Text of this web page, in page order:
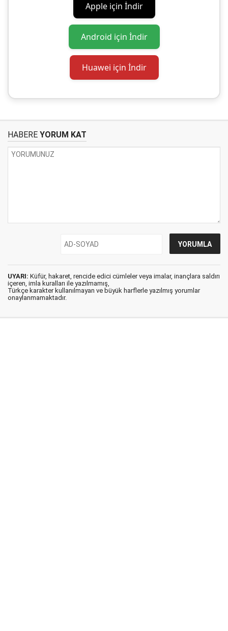
Apple için İndir
Android için İndir
Huawei için İndir
HABERE YORUM KAT
UYARI: Küfür, hakaret, rencide edici cümleler veya imalar, inançlara saldırı
içeren, imla kuralları ile yazılmamış,
Türkçe karakter kullanılmayan ve büyük harflerle yazılmış yorumlar
onaylanmamaktadır.